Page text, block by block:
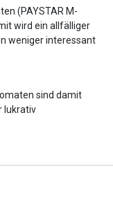
(PAYSTAR M-
wird ein allfälliger
weniger interessant
sind damit
lukrativ